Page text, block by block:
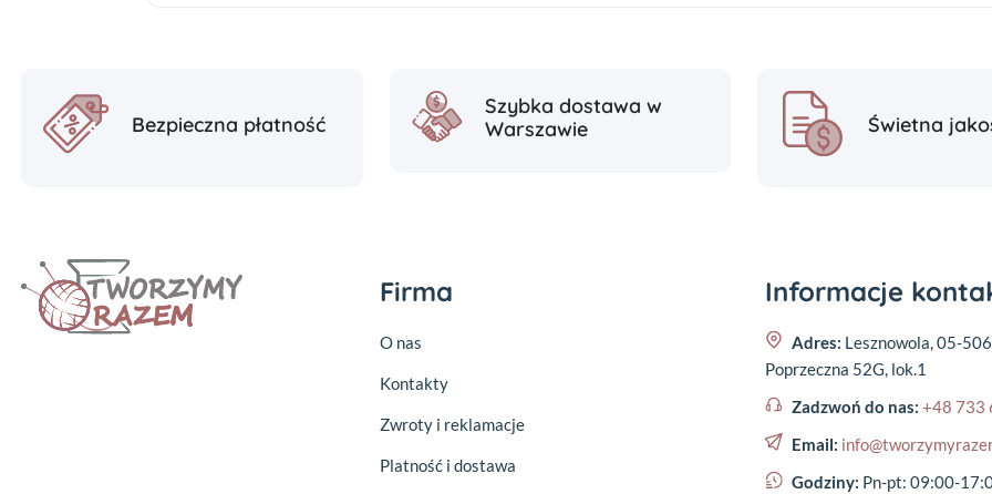
Bezpieczna płatność
Szybka dostawa w
Warszawie
Świetna
Firma
O nas
Kontakty
Zwroty i reklamacje
Platność i dostawa
Informacje
Adres: Lesznowola, 05-
Poprzeczna 52G, lok.1
Zadzwoń do nas: +48 733
Email:
Godziny: Pn-pt: 09:00-